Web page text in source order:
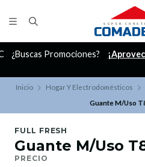
¿Buscas Promociones?
Inicio Hogar Y Electrodomésticos
Guante M/Uso
FULL FRESH
Guante M/Uso
PRECIO